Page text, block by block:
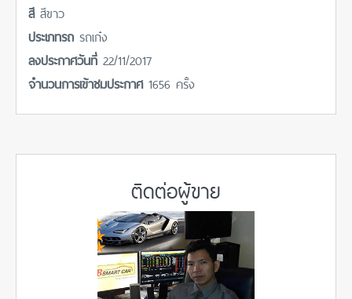
สี สีขาว
ประเภทรถ รถเก๋ง
ลงประกาศวันที่ 22/11/2017
จำนวนการเข้าชมประกาศ 1656 ครั้ง
ติดต่อผู้ขาย